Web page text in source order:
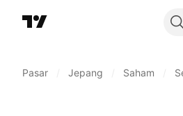
Pasar Jepang Saham